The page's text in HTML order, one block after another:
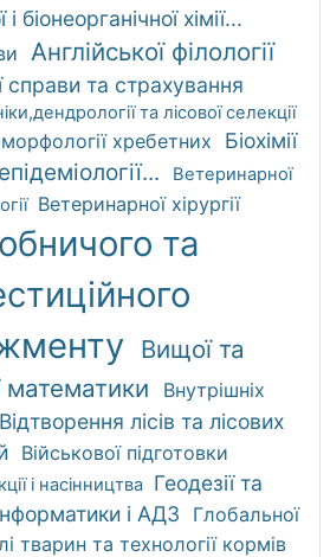
біонеорганічної хімії...
Англійської філології
справи та страхування
та лісової селекції
хребетних Біохімії
Ветеринарної
Ветеринарної хірургії
та
Вищої та
математики
Внутрішніх
Відтворення лісів та лісових
Військової підготовки
і насінництва Геодезії та
і АДЗ
Глобальної
тварин та технології кормів